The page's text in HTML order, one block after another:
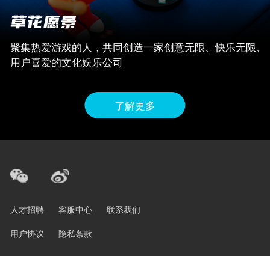
聚集热爱游戏的人，共同创造一家创意无限、快乐无限、
用户喜爱的文化娱乐公司
了解更多
人才招聘 客服中心 联系我们
用户协议 隐私条款